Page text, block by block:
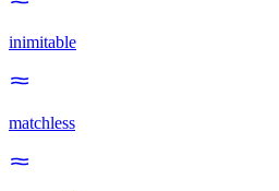
inimitable
matchless